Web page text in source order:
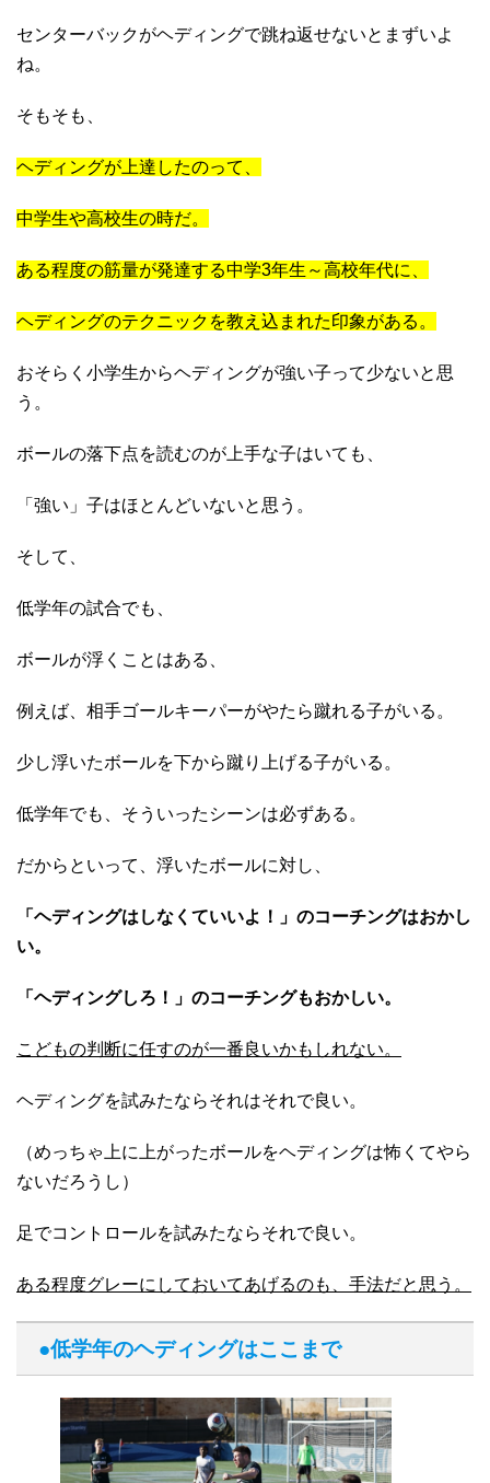
センターバックがヘディングで跳ね返せないとまずいよ
ね。
そもそも、
ヘディングが上達したのって、
中学生や高校生の時だ。
ある程度の筋量が発達する中学3年生～高校年代に、
ヘディングのテクニックを教え込まれた印象がある。
おそらく小学生からヘディングが強い子って少ないと思
う。
ボールの落下点を読むのが上手な子はいても、
「強い」子はほとんどいないと思う。
そして、
低学年の試合でも、
ボールが浮くことはある、
例えば、相手ゴールキーパーがやたら蹴れる子がいる。
少し浮いたボールを下から蹴り上げる子がいる。
低学年でも、そういったシーンは必ずある。
だからといって、浮いたボールに対し、
「ヘディングはしなくていいよ！」のコーチングはおかし
い。
「ヘディングしろ！」のコーチングもおかしい。
こどもの判断に任すのが一番良いかもしれない。
ヘディングを試みたならそれはそれで良い。
（めっちゃ上に上がったボールをヘディングは怖くてやら
ないだろうし）
足でコントロールを試みたならそれで良い。
ある程度グレーにしておいてあげるのも、手法だと思う。
●低学年のヘディングはここまで